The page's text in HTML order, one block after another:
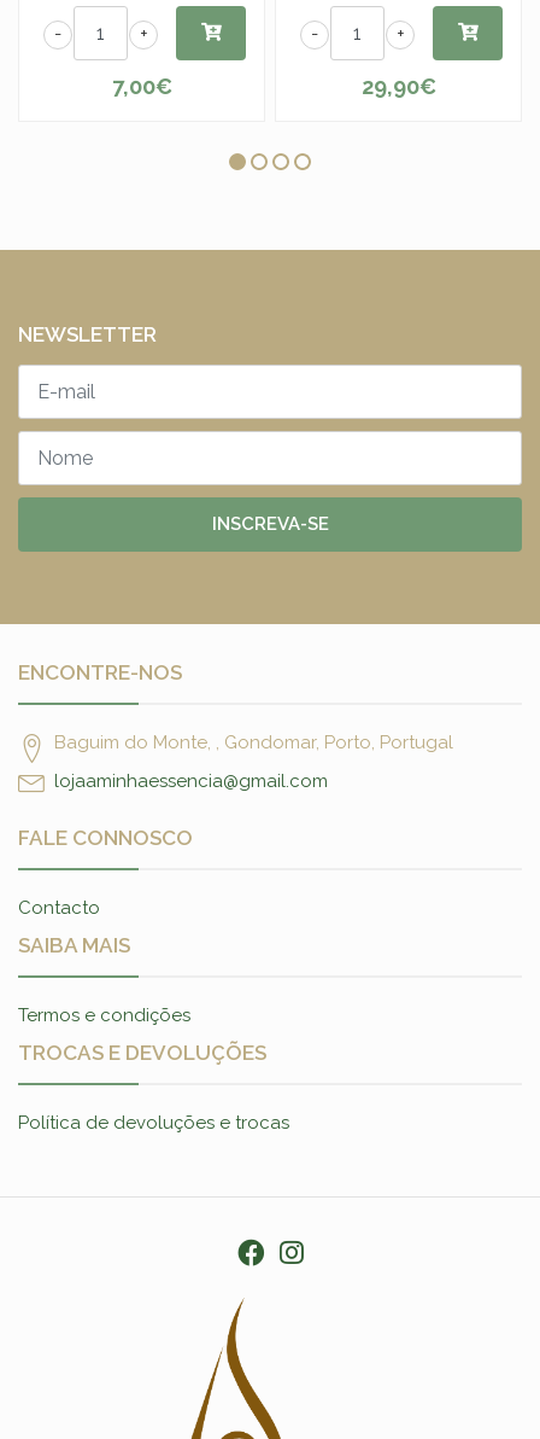
+
-
7,00€
+
-
29,90€
NEWSLETTER
INSCREVA-SE
ENCONTRE-NOS
Baguim do Monte, , Gondomar, Porto, Portugal
lojaaminhaessencia@gmail.com
FALE CONNOSCO
Contacto
SAIBA MAIS
Termos e condições
TROCAS E DEVOLUÇÕES
Política de devoluções e trocas